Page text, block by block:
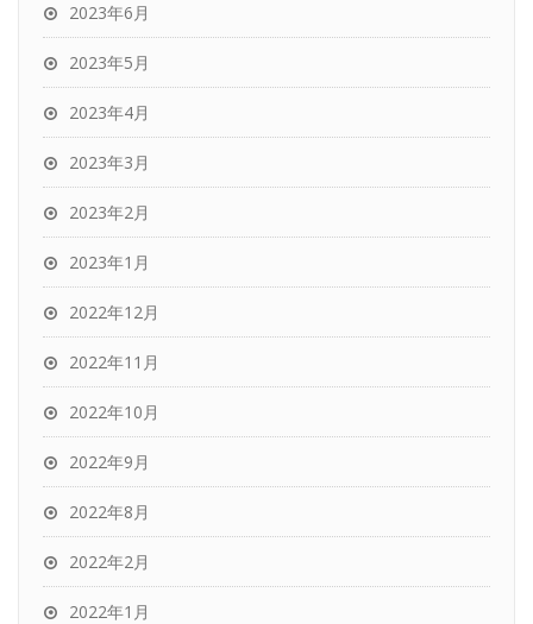
2023年6月
2023年5月
2023年4月
2023年3月
2023年2月
2023年1月
2022年12月
2022年11月
2022年10月
2022年9月
2022年8月
2022年2月
2022年1月